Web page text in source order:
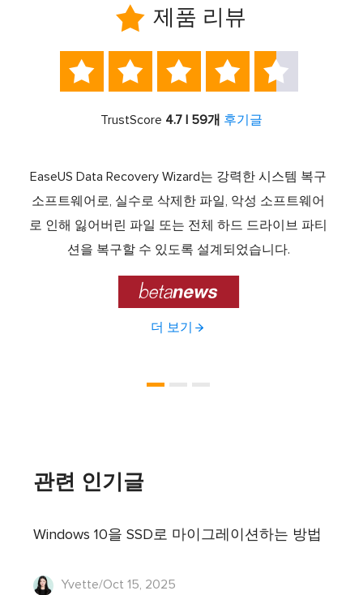
 제품 리뷰
    
TrustScore 4.7 | 59개 후기글
EaseUS Data Recovery Wizard는 강력한 시스템 복구
소프트웨어로, 실수로 삭제한 파일, 악성 소프트웨어
로 인해 잃어버린 파일 또는 전체 하드 드라이브 파티
션을 복구할 수 있도록 설계되었습니다.

더 보기
관련 인기글
Windows 10을 SSD로 마이그레이션하는 방법
Yvette/Oct 15, 2025